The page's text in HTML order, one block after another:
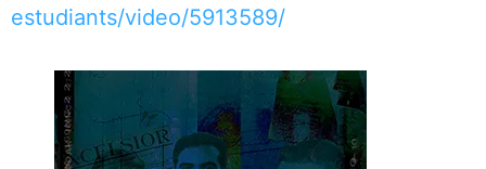
estudiants/video/5913589/